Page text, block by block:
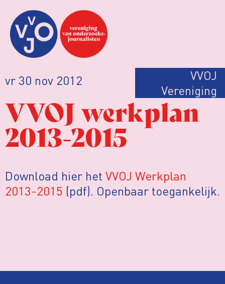
vr 30 nov 2012
VVOJ
Vereniging
VVOJ werkplan
2013-2015
Download hier het VVOJ Werkplan
2013-2015 (pdf). Openbaar toegankelijk.